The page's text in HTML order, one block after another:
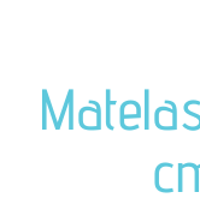
séjours
meubles de